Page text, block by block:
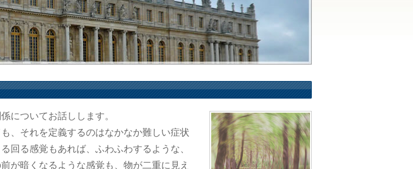
についてお話しします。
、それを定義するのはなかなか難しい症状
回る感覚もあれば、ふわふわするような、
が暗くなるような感覚も、物が二重に見え